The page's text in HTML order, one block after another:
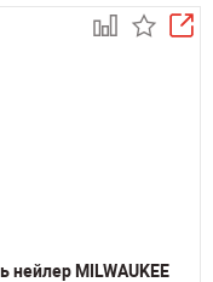
MILWAUKEE